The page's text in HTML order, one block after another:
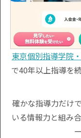
東京個別指導学院
で40年以上指導を
確かな指導力だけ
いる情報力と組み